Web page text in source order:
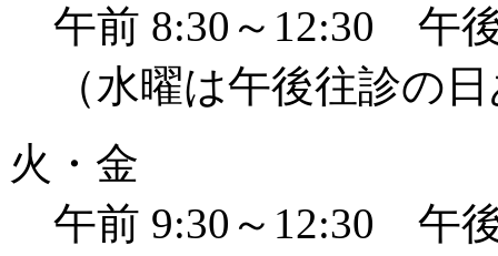
午前 8:30～12:30 午
（水曜は午後往診の
火・金
午前 9:30～12:30 午